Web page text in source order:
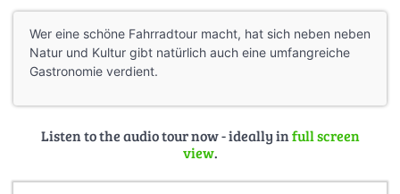
Wer eine schöne Fahrradtour macht, hat sich neben neben
Natur und Kultur gibt natürlich auch eine umfangreiche
Gastronomie verdient.
Listen to the audio tour now - ideally infull screen
view.